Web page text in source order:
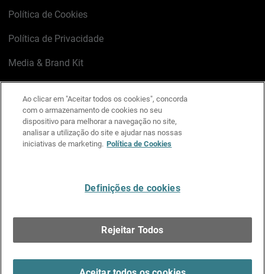
Política de Cookies
Política de Privacidade
Media & Brand Kit
LinkedIn
X FacebookInstagram
YouTube
Ao clicar em "Aceitar todos os cookies", concorda
com o armazenamento de cookies no seu
dispositivo para melhorar a navegação no site,
analisar a utilização do site e ajudar nas nossas
iniciativas de marketing. Política de Cookies
Definições de cookies
Rejeitar Todos